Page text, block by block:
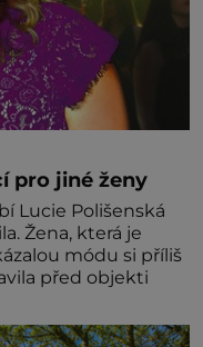
pro jiné ženy
Lucie Polišenská
Žena, která je
módu si příliš
před objekti